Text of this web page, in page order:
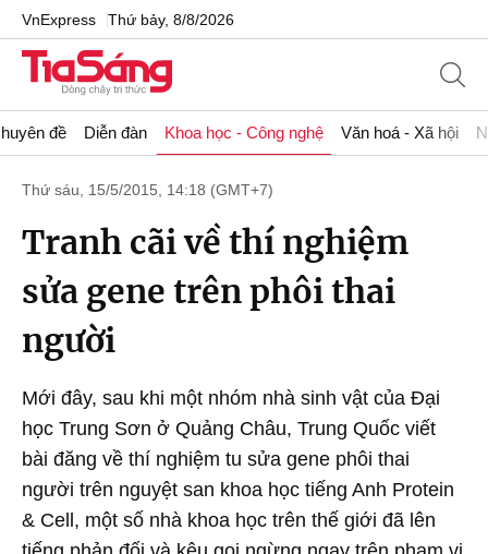
VnExpress Thứ bảy, 8/8/2026
đề Diễn đàn Khoa học - Công nghệ Văn hoá - Xã hội
Thứ sáu, 15/5/2015, 14:18 (GMT+7)
Tranh cãi về thí nghiệm
sửa gene trên phôi thai
người
Mới đây, sau khi một nhóm nhà sinh vật của Đại
học Trung Sơn ở Quảng Châu, Trung Quốc viết
bài đăng về thí nghiệm tu sửa gene phôi thai
người trên nguyệt san khoa học tiếng Anh Protein
& Cell, một số nhà khoa học trên thế giới đã lên